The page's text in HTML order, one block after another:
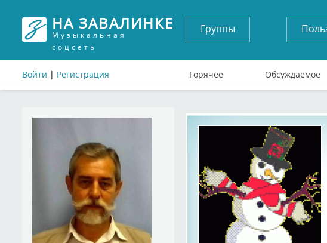
НА ЗАВАЛИНКЕ
Музыкальная
соцсеть
Войти | Регистрация
Группы
Горячее Обсуждаемое